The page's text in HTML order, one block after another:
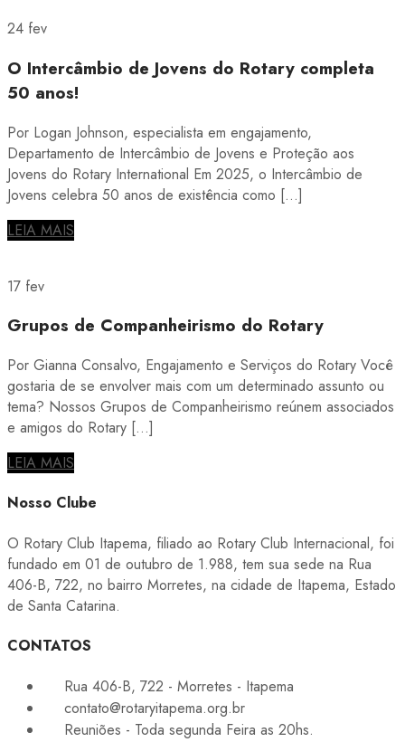
24 fev
O Intercâmbio de Jovens do Rotary completa
50 anos!
Por Logan Johnson, especialista em engajamento,
Departamento de Intercâmbio de Jovens e Proteção aos
Jovens do Rotary International Em 2025, o Intercâmbio de
Jovens celebra 50 anos de existência como […]
LEIA MAIS
17 fev
Grupos de Companheirismo do Rotary
Por Gianna Consalvo, Engajamento e Serviços do Rotary Você
gostaria de se envolver mais com um determinado assunto ou
tema? Nossos Grupos de Companheirismo reúnem associados
e amigos do Rotary […]
LEIA MAIS
Nosso Clube
O Rotary Club Itapema, filiado ao Rotary Club Internacional, foi
fundado em 01 de outubro de 1.988, tem sua sede na Rua
406-B, 722, no bairro Morretes, na cidade de Itapema, Estado
de Santa Catarina.
CONTATOS
Rua 406-B, 722 - Morretes - Itapema
contato@rotaryitapema.org.br
Reuniões - Toda segunda Feira as 20hs.